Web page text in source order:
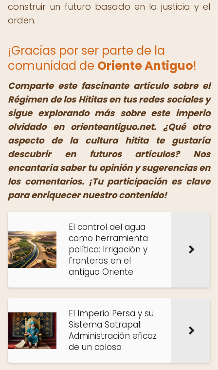
construir un futuro basado en la justicia y el
orden.
¡Gracias por ser parte de la
comunidad de Oriente Antiguo!
Comparte este fascinante artículo sobre el
Régimen de los Hititas en tus redes sociales y
sigue explorando más sobre este imperio
olvidado en orienteantiguo.net. ¿Qué otro
aspecto de la cultura hitita te gustaría
descubrir en futuros artículos? Nos
encantaría saber tu opinión y sugerencias en
los comentarios. ¡Tu participación es clave
para enriquecer nuestro contenido!
El control del agua
como herramienta
política: Irrigación y
fronteras en el
antiguo Oriente
El Imperio Persa y su
Sistema Satrapal:
Administración eficaz
de un coloso